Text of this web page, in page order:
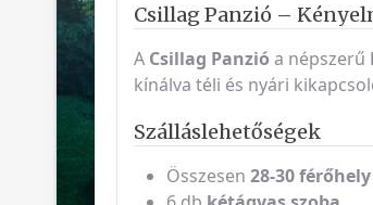
Csillag Panzió –
A Csillag Panzió a népszerű
kínálva téli és nyári
Szálláslehetőségek
Összesen 28-30 férőhely